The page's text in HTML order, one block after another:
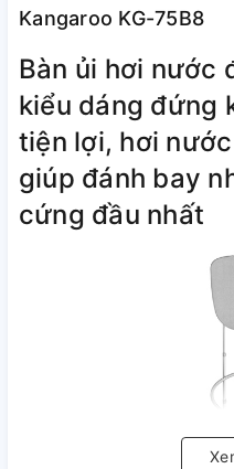
Kangaroo KG-75B8
Bàn ủi hơi nước
kiểu dáng đứng
tiện lợi, hơi
giúp đánh bay
cứng đầu nhất